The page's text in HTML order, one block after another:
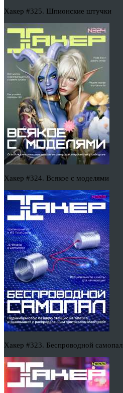
Хакер #325. Шпионские штучки
Хакер #324. Всякое с моделями
Хакер #323. Беспроводной самопал